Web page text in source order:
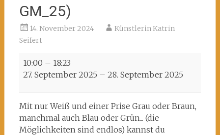
GM_25)
14. November 2024
Künstlerin Katrin
Seifert
Monochrome
Effekte
Graumalerei.
(Id.Nr.:
GM_25)
10:00 – 18:23
27. September 2025 – 28. September 2025
Mit nur Weiß und einer Prise Grau oder Braun,
manchmal auch Blau oder Grün... (die
Möglichkeiten sind endlos) kannst du